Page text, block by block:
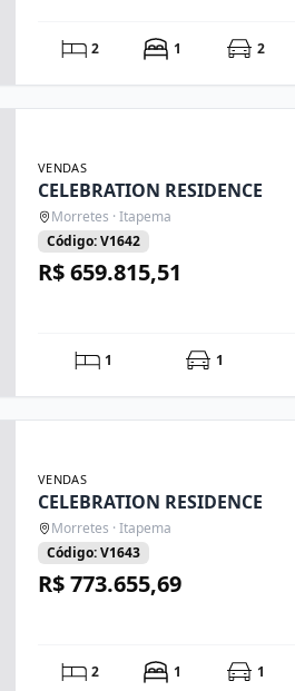
2 1 2
VENDAS
CELEBRATION RESIDENCE
Morretes · Itapema
Código: V1642
R$ 659.815,51
1 1
VENDAS
CELEBRATION RESIDENCE
Morretes · Itapema
Código: V1643
R$ 773.655,69
2 1 1